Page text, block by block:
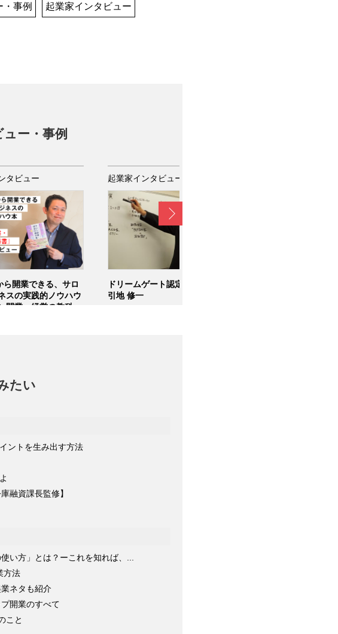
・事例 起業家インタビュー
ー・事例
タビュー
ら開業できる、サロ
スの実践的ノウハウ
開業・経営の教科
起業家インタビュー
ドリームゲート認定ライター /
引地 修一
たい
ントを生み出す方法
融資課長監修】
い方」とは？ーこれを知れば、...
方法
ネタも紹介
開業のすべて
こと